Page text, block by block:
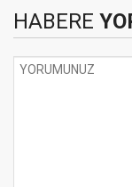
HABERE